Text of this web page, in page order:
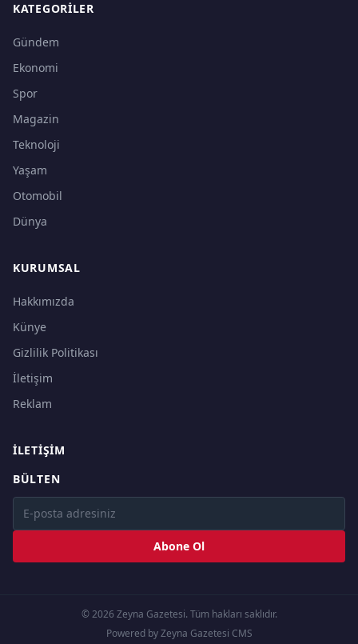
KATEGORILER
Gündem
Ekonomi
Spor
Magazin
Teknoloji
Yaşam
Otomobil
Dünya
KURUMSAL
Hakkımızda
Künye
Gizlilik Politikası
İletişim
Reklam
İLETIŞIM
BÜLTEN
Abone Ol
© 2026 Zeyna Gazetesi. Tüm hakları saklıdır.
Powered by Zeyna Gazetesi CMS